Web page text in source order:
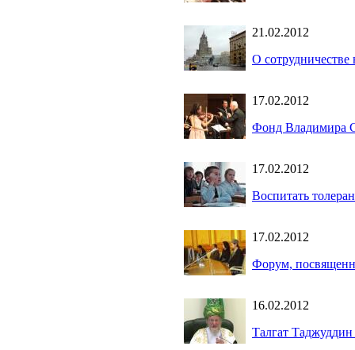
21.02.2012
О сотрудничестве
17.02.2012
Фонд Владимира
17.02.2012
Воспитать
17.02.2012
Форум,
16.02.2012
Талгат